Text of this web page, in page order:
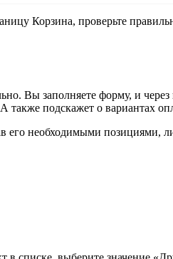
Корзина, проверьте
Вы заполняете форму, и
также подскажет о вариантах
его необходимыми позициями,